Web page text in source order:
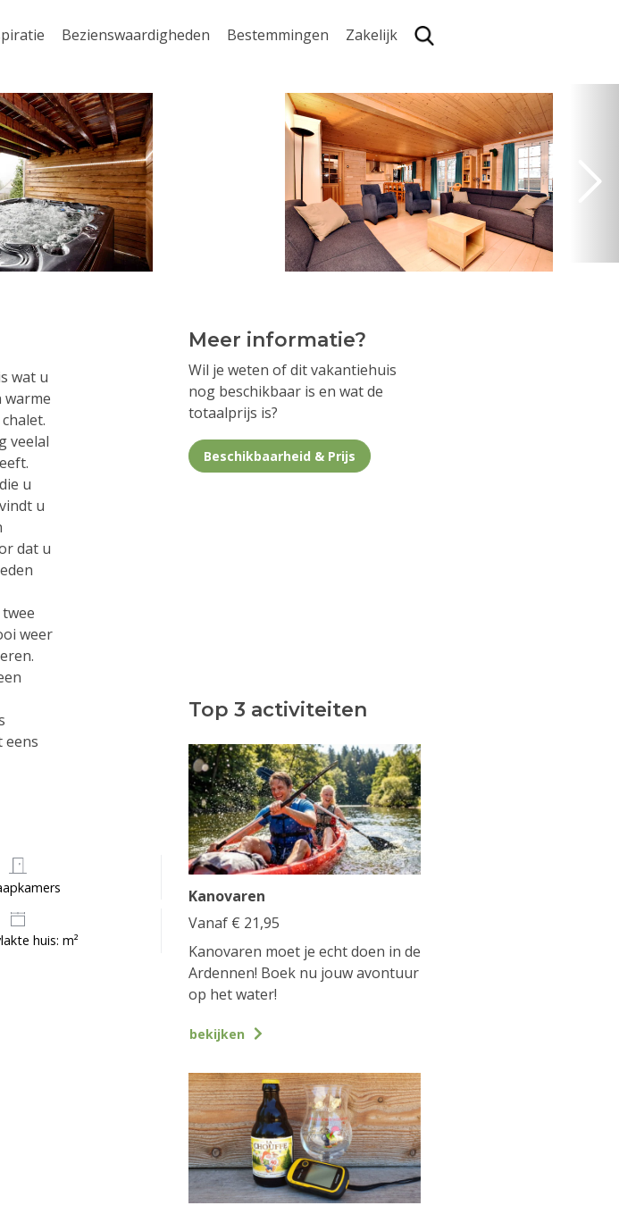
Bezienswaardigheden Bestemmingen Zakelijk
wat u
warme
veelal
u
u
dat u
weer
eens
huis: m²
Meer informatie?
Wil je weten of dit vakantiehuis
nog beschikbaar is en wat de
totaalprijs is?
Beschikbaarheid & Prijs
Top 3 activiteiten
Kanovaren
Vanaf € 21,95
Kanovaren moet je echt doen in de
Ardennen! Boek nu jouw avontuur
op het water!
bekijken